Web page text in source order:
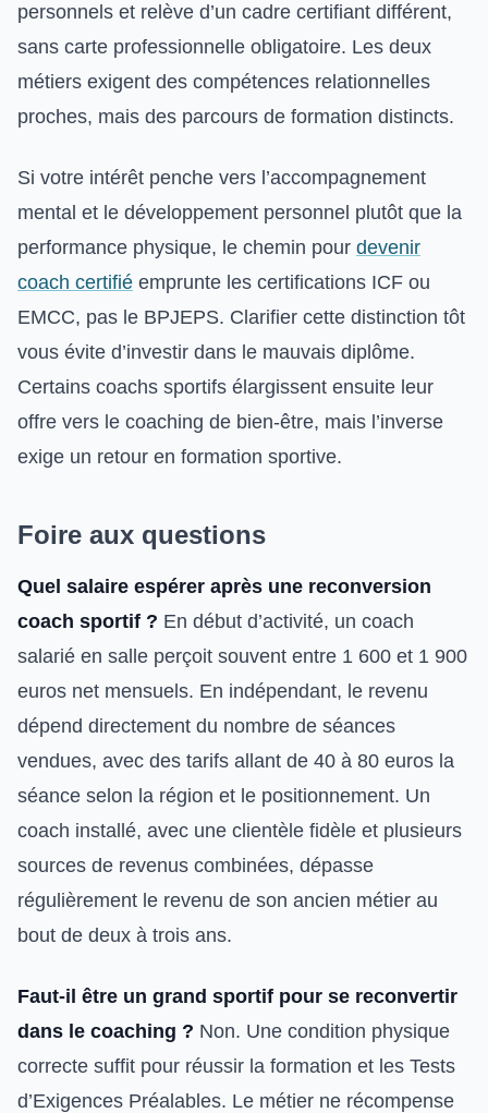
personnels et relève d’un cadre certifiant différent,
sans carte professionnelle obligatoire. Les deux
métiers exigent des compétences relationnelles
proches, mais des parcours de formation distincts.
Si votre intérêt penche vers l’accompagnement
mental et le développement personnel plutôt que la
performance physique, le chemin pour devenir
coach certifié emprunte les certifications ICF ou
EMCC, pas le BPJEPS. Clarifier cette distinction tôt
vous évite d’investir dans le mauvais diplôme.
Certains coachs sportifs élargissent ensuite leur
offre vers le coaching de bien-être, mais l’inverse
exige un retour en formation sportive.
Foire aux questions
Quel salaire espérer après une reconversion
coach sportif ? En début d’activité, un coach
salarié en salle perçoit souvent entre 1 600 et 1 900
euros net mensuels. En indépendant, le revenu
dépend directement du nombre de séances
vendues, avec des tarifs allant de 40 à 80 euros la
séance selon la région et le positionnement. Un
coach installé, avec une clientèle fidèle et plusieurs
sources de revenus combinées, dépasse
régulièrement le revenu de son ancien métier au
bout de deux à trois ans.
Faut-il être un grand sportif pour se reconvertir
dans le coaching ? Non. Une condition physique
correcte suffit pour réussir la formation et les Tests
d’Exigences Préalables. Le métier ne récompense